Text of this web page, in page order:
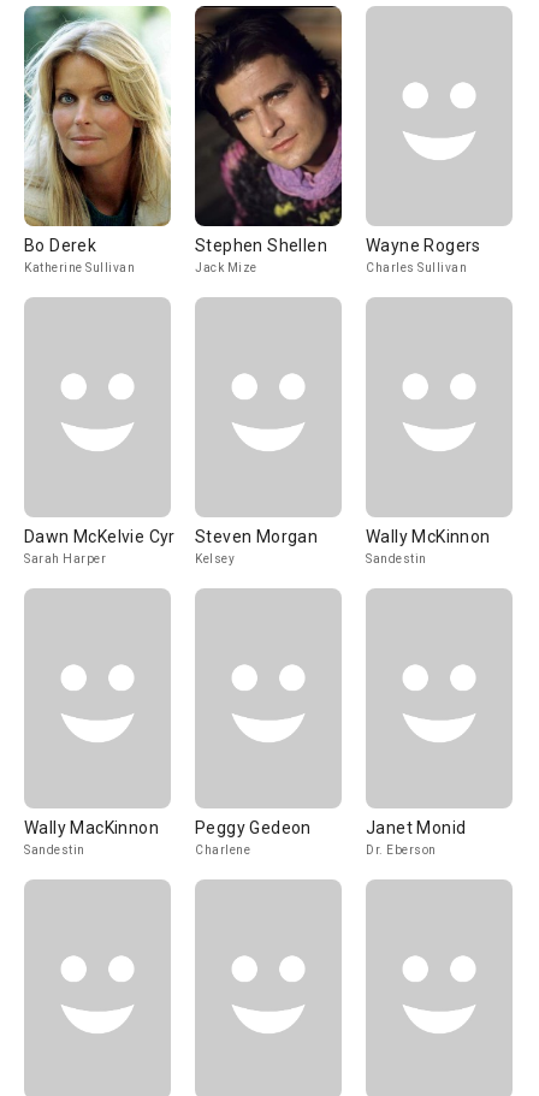
Bo Derek
Katherine Sullivan
Stephen Shellen
Jack Mize
Wayne Rogers
Charles Sullivan
Dawn McKelvie Cyr
Sarah Harper
Steven Morgan
Kelsey
Wally McKinnon
Sandestin
Wally MacKinnon
Sandestin
Peggy Gedeon
Charlene
Janet Monid
Dr. Eberson